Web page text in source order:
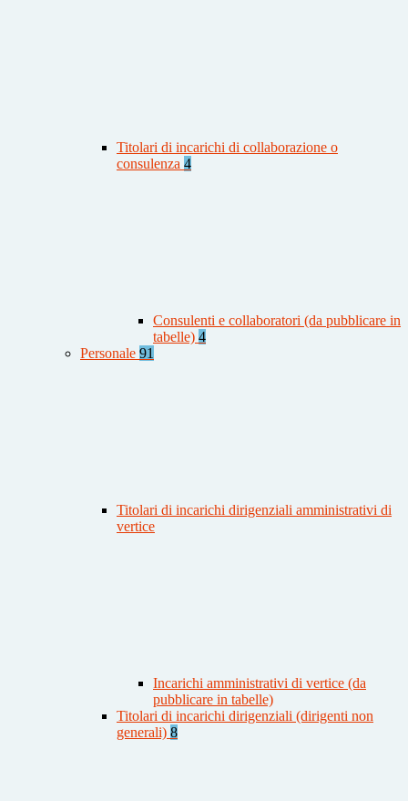
Titolari di incarichi di collaborazione o
consulenza 4
Consulenti e collaboratori (da pubblicare in
tabelle) 4
Personale 91
Titolari di incarichi dirigenziali amministrativi di
vertice
Incarichi amministrativi di vertice (da
pubblicare in tabelle)
Titolari di incarichi dirigenziali (dirigenti non
generali) 8